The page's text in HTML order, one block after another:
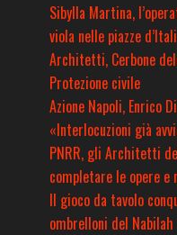
Sibylla Martina,
viola nelle piazze
Architetti, Cerbone
Protezione civile
Azione Napoli, Enrico
«Interlocuzioni già
PNRR, gli Architetti
completare le opere
Il gioco da tavolo
ombrelloni del